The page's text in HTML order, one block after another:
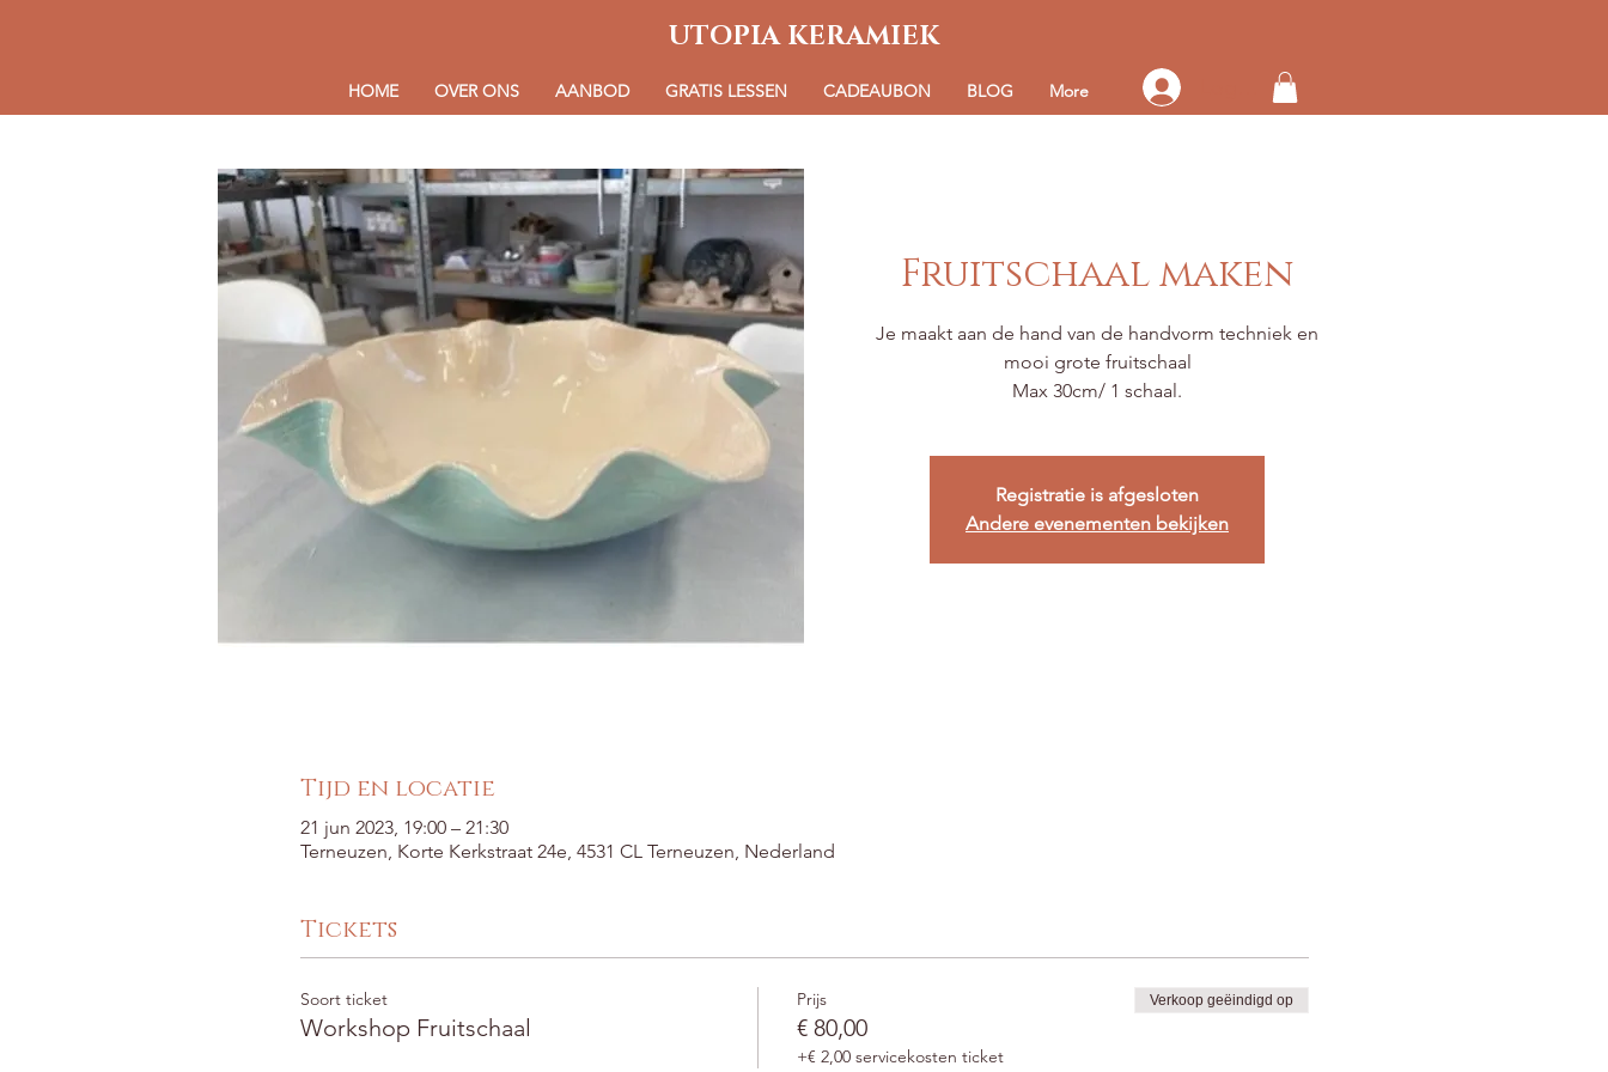
UTOPIA KERAMIEK
HOME OVER ONS AANBOD GRATIS LESSEN CADEAUBON BLOG More Log in op je account
Fruitschaal maken
Je maakt aan de hand van de handvorm techniek en
mooi grote fruitschaal
Max 30cm/ 1 schaal.
Registratie is afgesloten
Andere evenementen bekijken
Tijd en locatie
21 jun 2023, 19:00 – 21:30
Terneuzen, Korte Kerkstraat 24e, 4531 CL Terneuzen, Nederland
Tickets
Soort ticket
Workshop Fruitschaal
Prijs
€ 80,00
+€ 2,00 servicekosten ticket
Verkoop geëindigd op